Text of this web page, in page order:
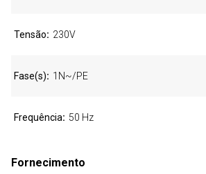
Tensão 230V
Fase(s) 1N~/PE
Frequência 50 Hz
Fornecimento